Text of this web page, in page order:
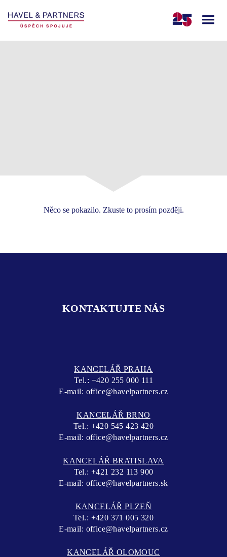
Něco se pokazilo. Zkuste to prosím později.
KONTAKTUJTE NÁS
KANCELÁŘ PRAHA
Tel.: +420 255 000 111
E-mail: office@havelpartners.cz
KANCELÁŘ BRNO
Tel.: +420 545 423 420
E-mail: office@havelpartners.cz
KANCELÁŘ BRATISLAVA
Tel.: +421 232 113 900
E-mail: office@havelpartners.sk
KANCELÁŘ PLZEŇ
Tel.: +420 371 005 320
E-mail: office@havelpartners.cz
KANCELÁŘ OLOMOUC